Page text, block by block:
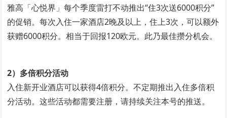
雅高「心悦界」每个季度雷打不动推出“住3次送6000积分”
的促销。每次入住一家酒店2晚及以上，住上3次，可以额外
获赠6000积分。相当于回报120欧元。此乃最佳攒分机会。
2）多倍积分活动
入住新开业酒店可以获得4倍积分。不定期推出入住多倍积
分活动。这些活动都需要注册，请持续关注本号的推送。